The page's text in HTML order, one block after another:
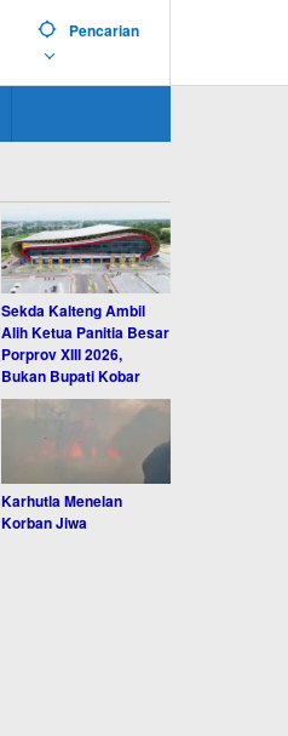
Pencarian
Sekda Kalteng Ambil
Alih Ketua Panitia Besar
Porprov XIII 2026,
Bukan Bupati Kobar
Karhutla Menelan
Korban Jiwa